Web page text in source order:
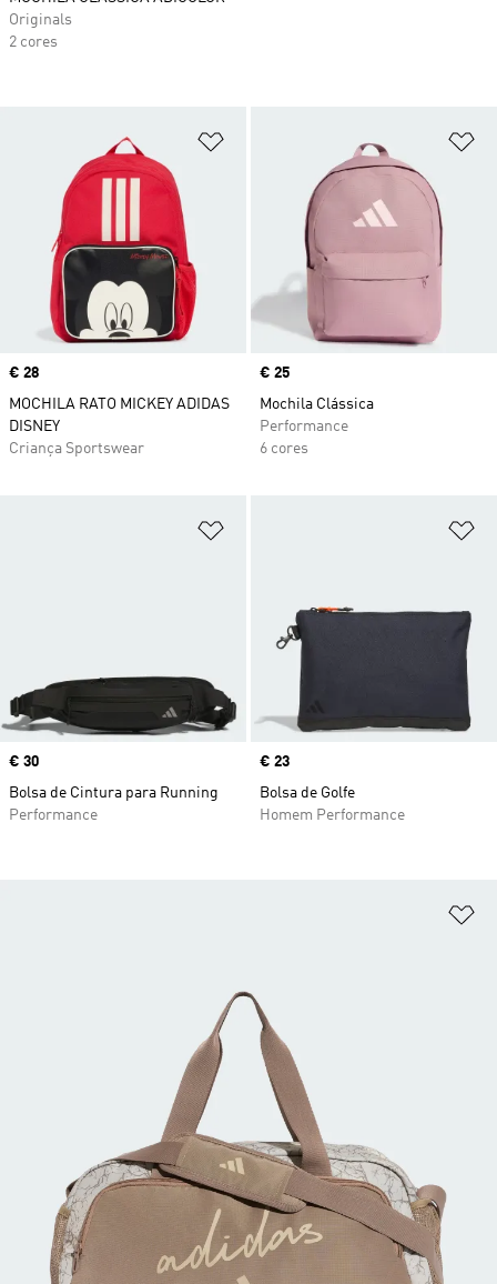
Price
€ 28
MOCHILA RATO MICKEY ADIDAS
DISNEY
Criança Sportswear
Price
€ 25
Mochila Clássica
Performance
6 cores
Price
€ 30
Bolsa de Cintura para Running
Performance
Price
€ 23
Bolsa de Golfe
Homem Performance
Originals
2 cores